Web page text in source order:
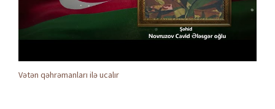
Vətən qəhrəmanları ilə ucalır